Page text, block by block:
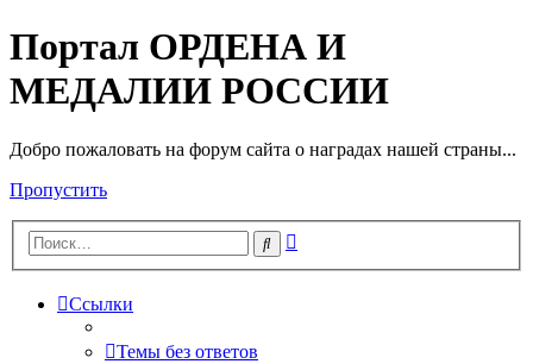
Портал ОРДЕНА И
МЕДАЛИИ РОССИИ
Добро пожаловать на форум сайта о наградах нашей страны...
Пропустить
Поиск
Ссылки
Темы без ответов